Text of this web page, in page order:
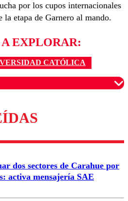
por los cupos internacionales
la etapa de Garnero al mando.
EXPLORAR:
CATÓLICA
moderados para garantizar un
respetuoso.
dos sectores de Carahue por
activa mensajería SAE